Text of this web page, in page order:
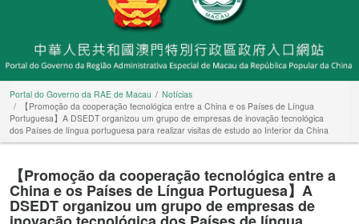
Portal do Governo da RAE de Macau
Notícias
【Promoção da cooperação tecnológica entre a China e os Países de Língua
Portuguesa】A DSEDT organizou um grupo de empresas de inovação tecnológica
dos Países de língua portuguesa para realizar visitas de estudo ao Interior da China
【Promoção da cooperação tecnológica entre a
China e os Países de Língua Portuguesa】A
DSEDT organizou um grupo de empresas de